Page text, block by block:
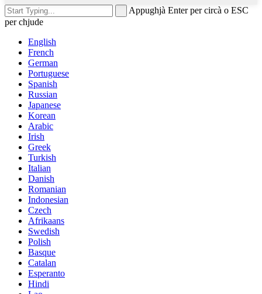
Appughjà Enter per circà o ESC
per chjude
English
French
German
Portuguese
Spanish
Russian
Japanese
Korean
Arabic
Irish
Greek
Turkish
Italian
Danish
Romanian
Indonesian
Czech
Afrikaans
Swedish
Polish
Basque
Catalan
Esperanto
Hindi